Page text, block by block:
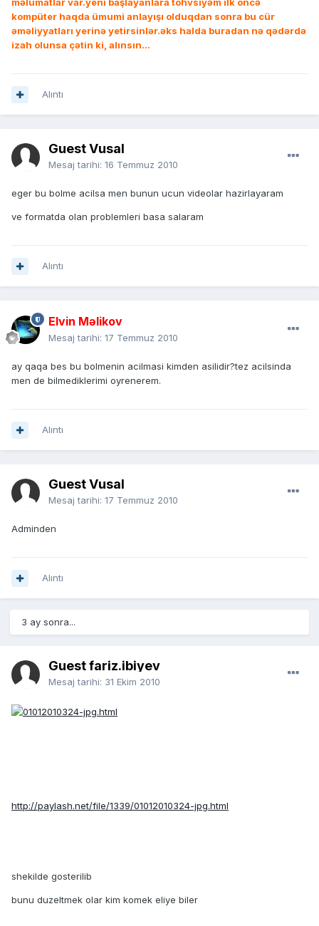
məlumatlar var.yeni başlayanlara töhvsiyəm ilk öncə
kompüter haqda ümumi anlayışı olduqdan sonra bu cür
əməliyyatları yerinə yetirsinlər.əks halda buradan nə qədərdə
izah olunsa çətin ki, alınsın...
Alıntı
Guest Vusal
Mesaj tarihi: 16 Temmuz 2010
eger bu bolme acilsa men bunun ucun videolar hazirlayaram
ve formatda olan problemleri basa salaram
Alıntı
Elvin Məlikov
Mesaj tarihi: 17 Temmuz 2010
ay qaqa bes bu bolmenin acilmasi kimden asilidir?tez acilsinda
men de bilmediklerimi oyrenerem.
Alıntı
Guest Vusal
Mesaj tarihi: 17 Temmuz 2010
Adminden
Alıntı
3 ay sonra...
Guest fariz.ibiyev
Mesaj tarihi: 31 Ekim 2010
http://paylash.net/file/1339/01012010324-jpg.html
shekilde gosterilib
bunu duzeltmek olar kim komek eliye biler